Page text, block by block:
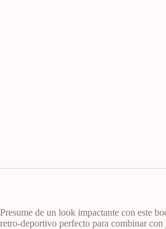
Presume de un look impactante con este
retro-deportivo perfecto para combinar con